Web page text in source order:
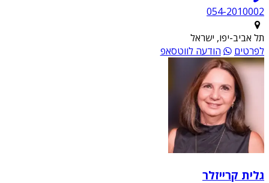
054-2010002
תל אביב-יפו, ישראל
לפרטים
הודעה לווטסאפ
גלית קרייזלר